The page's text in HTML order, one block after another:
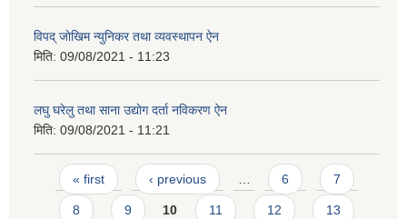
विपद् जाेखिम न्युनिकर तथा व्यवस्थापन ऐन
मिति: 09/08/2021 - 11:23
लघु घरेलु तथा साना उद्याेग दर्ता नविकरण ऐन
मिति: 09/08/2021 - 11:21
Pages
« first ‹ previous … 6 7
8 9 10 11 12 13